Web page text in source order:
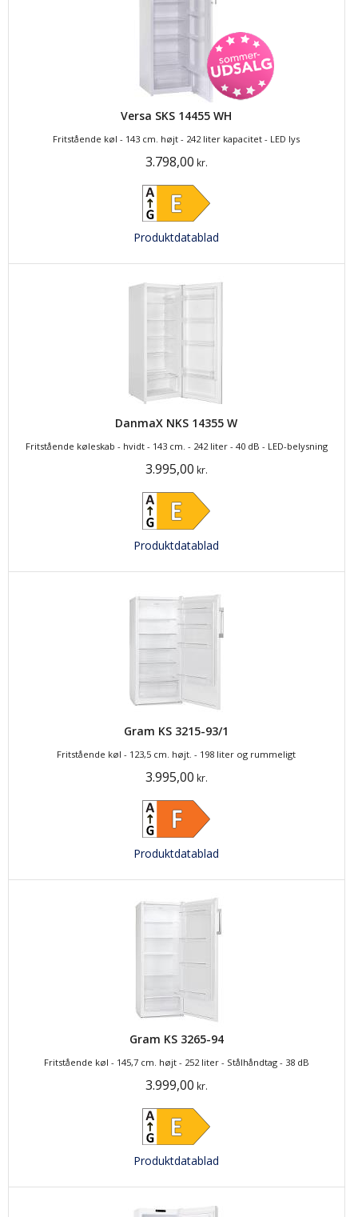
Versa SKS 14455 WH
Fritstående køl - 143 cm. højt - 242 liter kapacitet - LED lys
3.798,00 kr.
Produktdatablad
DanmaX NKS 14355 W
Fritstående køleskab - hvidt - 143 cm. - 242 liter - 40 dB - LED-belysning
3.995,00 kr.
Produktdatablad
Gram KS 3215-93/1
Fritstående køl - 123,5 cm. højt. - 198 liter og rummeligt
3.995,00 kr.
Produktdatablad
Gram KS 3265-94
Fritstående køl - 145,7 cm. højt - 252 liter - Stålhåndtag - 38 dB
3.999,00 kr.
Produktdatablad